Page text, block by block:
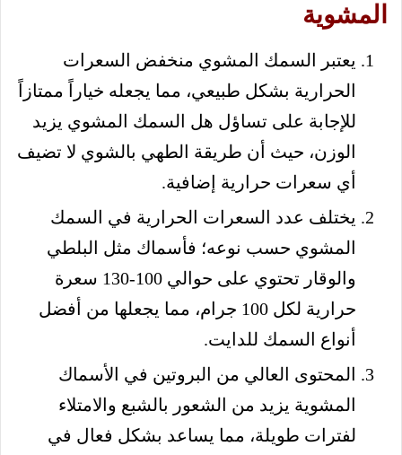
المشوية
يعتبر السمك المشوي منخفض السعرات
الحرارية بشكل طبيعي، مما يجعله خياراً ممتازاً
للإجابة على تساؤل هل السمك المشوي يزيد
الوزن، حيث أن طريقة الطهي بالشوي لا تضيف
أي سعرات حرارية إضافية.
يختلف عدد السعرات الحرارية في السمك
المشوي حسب نوعه؛ فأسماك مثل البلطي
والوقار تحتوي على حوالي 100-130 سعرة
حرارية لكل 100 جرام، مما يجعلها من أفضل
أنواع السمك للدايت.
المحتوى العالي من البروتين في الأسماك
المشوية يزيد من الشعور بالشبع والامتلاء
لفترات طويلة، مما يساعد بشكل فعال في